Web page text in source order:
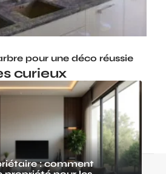
pour une déco réussie
curieux
: comment
Légales Sitemap